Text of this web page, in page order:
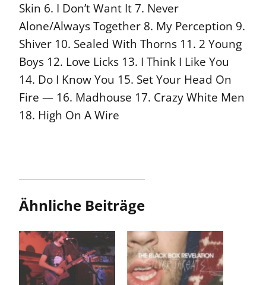
Skin 6. I Don’t Want It 7. Never
Alone/Always Together 8. My Perception 9.
Shiver 10. Sealed With Thorns 11. 2 Young
Boys 12. Love Licks 13. I Think I Like You
14. Do I Know You 15. Set Your Head On
Fire — 16. Madhouse 17. Crazy White Men
18. High On A Wire
Ähnliche Beiträge